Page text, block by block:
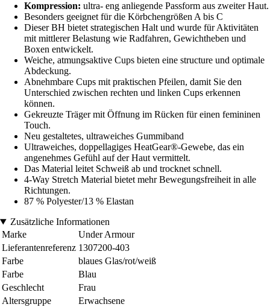
Kompression: ultra- eng anliegende Passform aus zweiter Haut.
Besonders geeignet für die Körbchengrößen A bis C
Dieser BH bietet strategischen Halt und wurde für Aktivitäten
mit mittlerer Belastung wie Radfahren, Gewichtheben und
Boxen entwickelt.
Weiche, atmungsaktive Cups bieten eine structure und optimale
Abdeckung.
Abnehmbare Cups mit praktischen Pfeilen, damit Sie den
Unterschied zwischen rechten und linken Cups erkennen
können.
Gekreuzte Träger mit Öffnung im Rücken für einen femininen
Touch.
Neu gestaltetes, ultraweiches Gummiband
Ultraweiches, doppellagiges HeatGear®-Gewebe, das ein
angenehmes Gefühl auf der Haut vermittelt.
Das Material leitet Schweiß ab und trocknet schnell.
4-Way Stretch Material bietet mehr Bewegungsfreiheit in alle
Richtungen.
87 % Polyester/13 % Elastan
Zusätzliche Informationen
Marke
Under Armour
Lieferantenreferenz 1307200-403
Farbe
blaues Glas/rot/weiß
Farbe
Blau
Geschlecht
Frau
Altersgruppe
Erwachsene